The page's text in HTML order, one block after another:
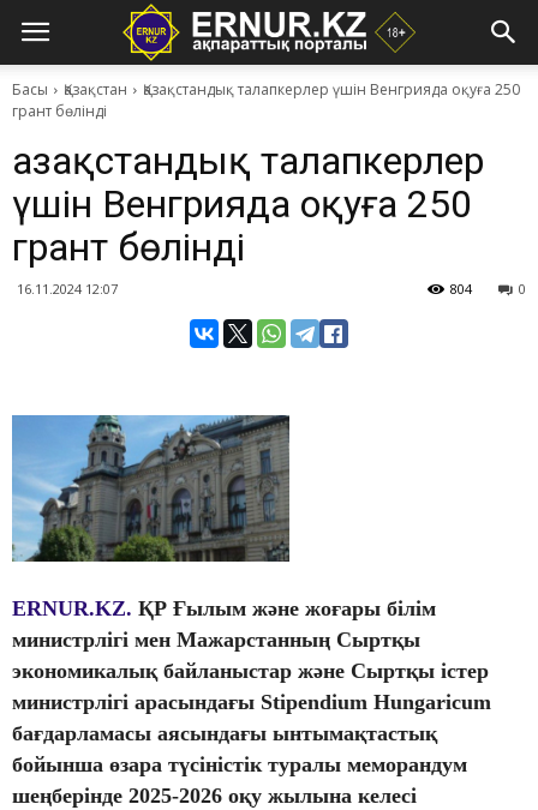
Басы Қазақстан
Қазақстандық талапкерлер үшін Венгрияда оқуға 250
грант бөлінді
Қазақстандық талапкерлер
үшін Венгрияда оқуға 250
грант бөлінді
16.11.2024 12:07 0
804
ERNUR.KZ. ҚР Ғылым және жоғары білім
министрлігі мен Мажарстанның Сыртқы
экономикалық байланыстар және Сыртқы істер
министрлігі арасындағы Stipendium Hungaricum
бағдарламасы аясындағы ынтымақтастық
бойынша өзара түсіністік туралы меморандум
шеңберінде 2025-2026 оқу жылына келесі